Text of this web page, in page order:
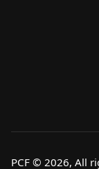
PCF © 2026, All